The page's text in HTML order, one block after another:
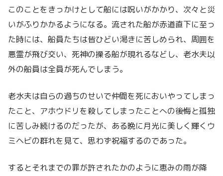
このことをきっかけとして船には呪いがかかり、次々と災
いがふりかかるようになる。流された船が赤道直下に至っ
た時には、船員たちは皆ひどい渇きに苦しめられ、周囲を
悪霊が飛び交い、死神の操る船が現れるなどし、老水夫以
外の船員は全員が死んでしまう。
老水夫は自らの過ちのせいで仲間を死においやってしまっ
たこと、アホウドリを殺してしまったことへの後悔と孤独
に苦しみ続けるのだったが、ある晩に月光に美しく輝くウ
ミヘビの群れを見て、思わず祝福するのであった。
するとそれまでの罪が許されたかのように恵みの雨が降